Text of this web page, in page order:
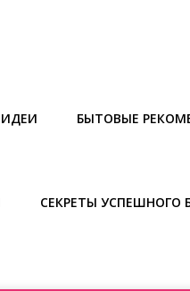
БЫТОВЫЕ
СЕКРЕТЫ УСПЕШНОГО